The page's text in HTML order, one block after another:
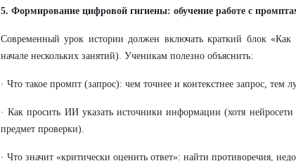
5. Формирование цифровой гигиены: обучение работе с
Современный урок истории должен включать краткий блок
начале нескольких занятий). Ученикам полезно объяснить:
· Что такое промпт (запрос): чем точнее и контекстнее запрос, тем
· Как просить ИИ указать источники информации (хотя
предмет проверки).
· Что значит «критически оценить ответ»: найти противоречия,